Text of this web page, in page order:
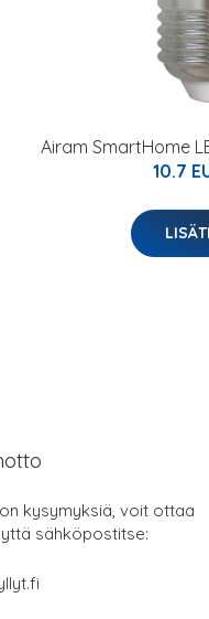
Airam SmartHome
10.7
kysymyksiä, voit ottaa
sähköpostitse: